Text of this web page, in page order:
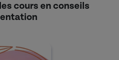
scolaire et
Profitez de
supérieur.
cours en conseils